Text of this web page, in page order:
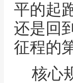
平的起
还是回
征程的
核心